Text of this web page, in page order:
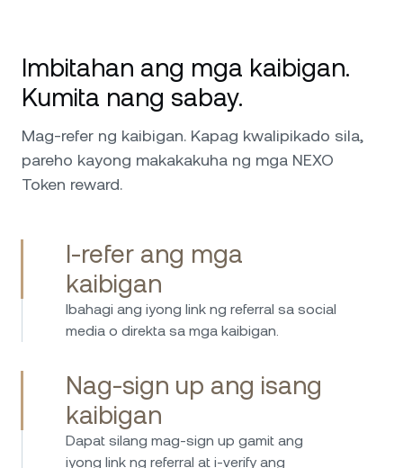
Imbitahan ang mga kaibigan.
Kumita nang sabay.
Mag-refer ng kaibigan. Kapag kwalipikado sila,
pareho kayong makakakuha ng mga NEXO
Token reward.
I-refer ang mga
kaibigan
Ibahagi ang iyong link ng referral sa social
media o direkta sa mga kaibigan.
Nag-sign up ang isang
kaibigan
Dapat silang mag-sign up gamit ang
iyong link ng referral at i-verify ang